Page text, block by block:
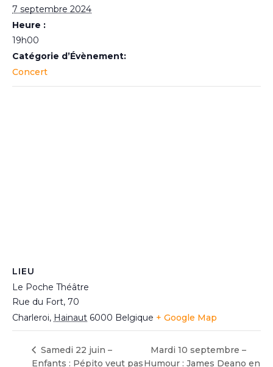
7 septembre 2024
Heure :
19h00
Catégorie d’Évènement:
Concert
LIEU
Le Poche Théâtre
Rue du Fort, 70
Charleroi, Hainaut 6000 Belgique + Google Map
Samedi 22 juin –
Enfants : Pépito veut pas
Mardi 10 septembre –
Humour : James Deano en